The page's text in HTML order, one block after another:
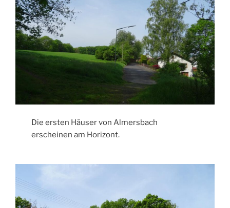
Die ersten Häuser von Almersbach
erscheinen am Horizont.